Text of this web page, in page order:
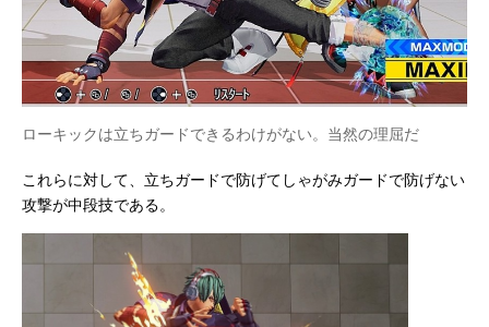
ローキックは立ちガードできるわけがない。当然の理屈だ
これらに対して、立ちガードで防げてしゃがみガードで防げない
攻撃が中段技である。